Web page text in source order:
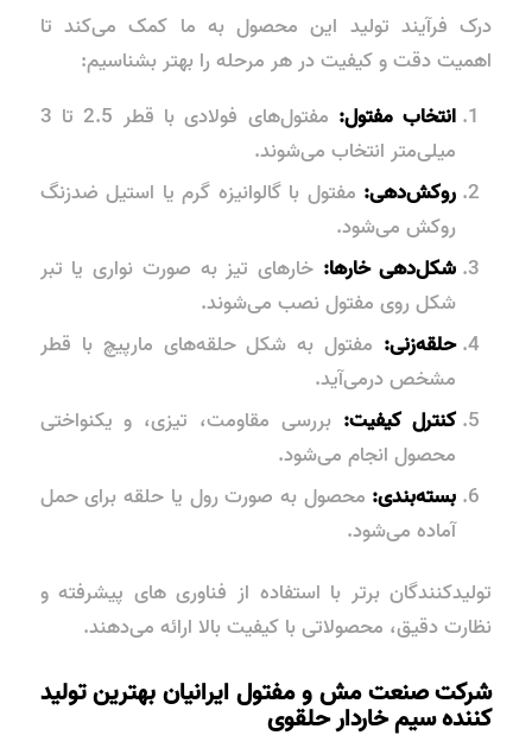
درک فرآیند تولید این محصول به ما کمک می‌کند تا
اهمیت دقت و کیفیت در هر مرحله را بهتر بشناسیم:
انتخاب مفتول:
مفتول‌های فولادی با قطر 2.5 تا 3
میلی‌متر انتخاب می‌شوند.
روکش‌دهی: مفتول با گالوانیزه گرم یا استیل ضدزنگ
روکش می‌شود.
شکل‌دهی خارها: خارهای تیز به صورت نواری یا تبر
شکل روی مفتول نصب می‌شوند.
حلقه‌زنی: مفتول به شکل حلقه‌های مارپیچ با قطر
مشخص درمی‌آید.
کنترل کیفیت: بررسی مقاومت، تیزی، و یکنواختی
محصول انجام می‌شود.
بسته‌بندی: محصول به صورت رول یا حلقه برای حمل
آماده می‌شود.
تولیدکنندگان برتر با استفاده از فناوری های پیشرفته و
نظارت دقیق، محصولاتی با کیفیت بالا ارائه می‌دهند.
شرکت صنعت مش و مفتول ایرانیان بهترین تولید
کننده سیم خاردار حلقوی